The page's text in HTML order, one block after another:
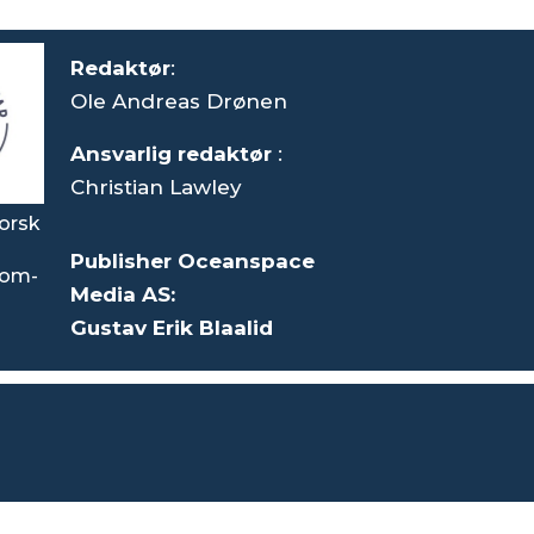
Redaktør:
Ole Andreas Drønen
Ansvarlig redaktør :
Christian Lawley
Publisher Oceanspace
Media AS:
Gustav Erik Blaalid